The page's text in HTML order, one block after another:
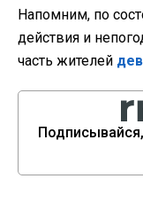
Напомним, по
действия и
часть жителей